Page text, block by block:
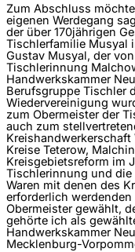
Zum Abschluss
eigenen Werdegang
der über 170jährigen
Tischlerfamilie Musyal
Gustav Musyal, der
Tischlerinnung
Handwerkskammer
Berufsgruppe Tischler
Wiedervereinigung
zum Obermeister der
auch zum
Kreise Teterow,
Kreisgebietsreform im
Tischlerinnung und die
Waren mit denen des
erforderlich
Obermeister gewählt,
gehörte ich als
Handwerkskammer
Mecklenburg-